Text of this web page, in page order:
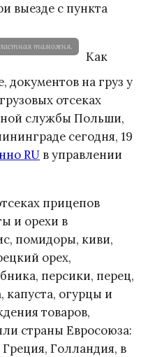
выезде с пункта
таможня.
Как
документов на груз у
отсеках
службы Польши,
сегодня, 19
RU в управлении
прицепов
и орехи в
помидоры, киви,
орех,
персики, перец,
огурцы и
товаров,
страны Евросоюза:
Голландия, в